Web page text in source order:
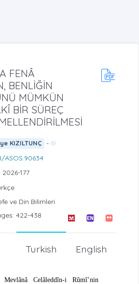
FENÂ
BENLİĞİN
MÜMKÜN
BİR SÜREÇ
KIZILTUNÇ
-
ASOS.90634
177
ve Din Bilimleri
422-438
English
Turkish
Celâleddîn-i Rûmî’nin